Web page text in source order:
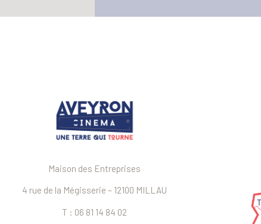
Maison des Entreprises
4 rue de la Mégisserie – 12100 MILLAU
T : 06 81 14 84 02